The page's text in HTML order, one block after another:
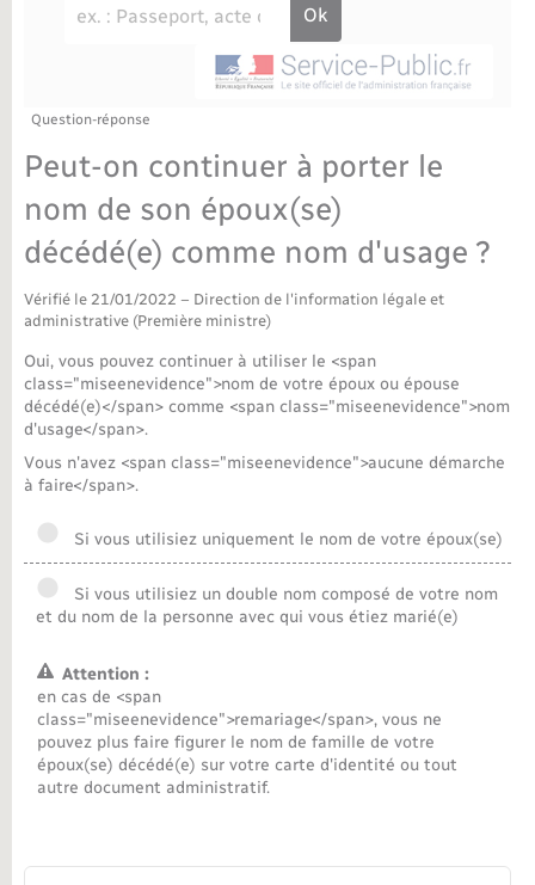
Recensement militaire
Info jeunes
Maison des jeunes (11-17 ans)
Associations
Saison culturelle
Bibliothèques
Sport
Nouvel habitant
Numérique
Organisation d’événement
Bornes de recharge électrique
Travaux - Autorisation d’occupation de l’espace
Agenda
La Communauté de communes
Plan interactif
Question-réponse
Peut-on continuer à porter le
nom de son époux(se)
décédé(e) comme nom d'usage ?
Vérifié le 21/01/2022 – Direction de l'information légale et
administrative (Première ministre)
Oui, vous pouvez continuer à utiliser le <span
class="miseenevidence">nom de votre époux ou épouse
décédé(e)</span> comme <span class="miseenevidence">nom
d'usage</span>.
Vous n'avez <span class="miseenevidence">aucune démarche
à faire</span>.
Si vous utilisiez uniquement le nom de votre époux(se)
Si vous utilisiez un double nom composé de votre nom
et du nom de la personne avec qui vous étiez marié(e)
Attention :
en cas de <span
class="miseenevidence">remariage</span>, vous ne
pouvez plus faire figurer le nom de famille de votre
époux(se) décédé(e) sur votre carte d'identité ou tout
autre document administratif.